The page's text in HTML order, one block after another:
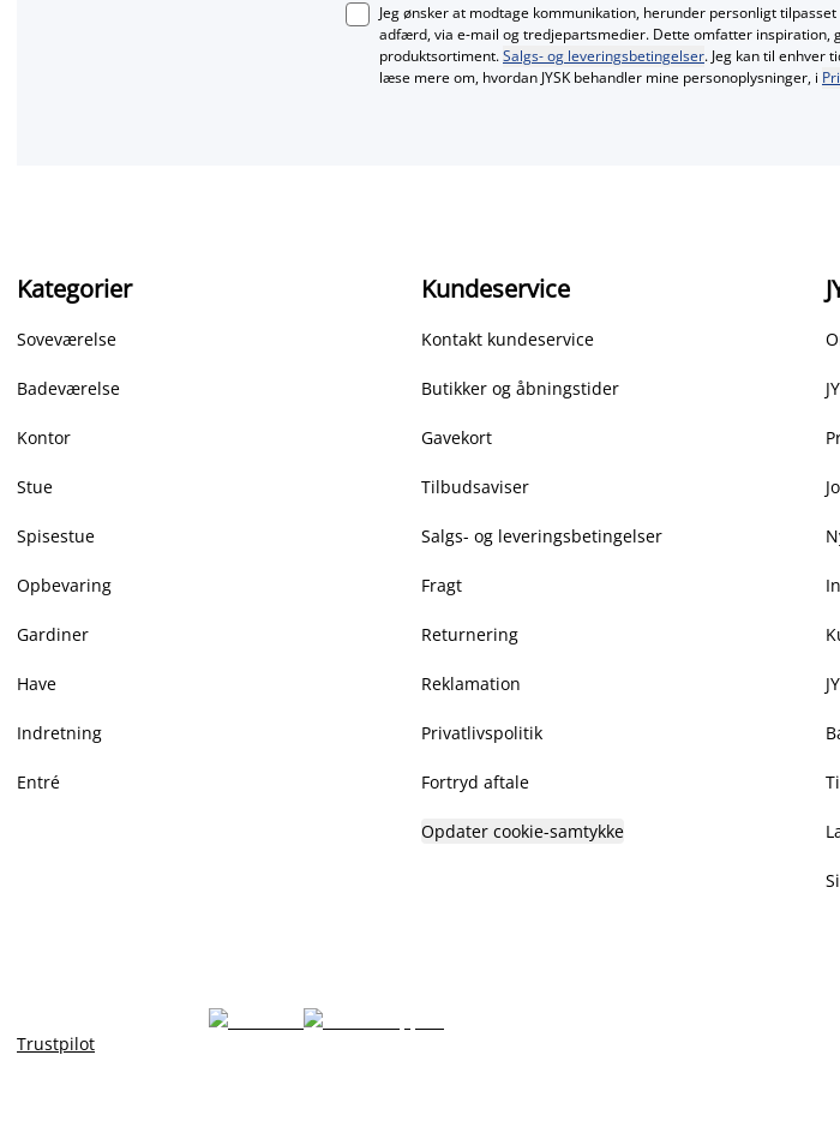
Jeg ønsker at modtage kommunikation, herunder personligt
adfærd, via e‑mail og tredjepartsmedier. Dette omfatter inspiration,
produktsortiment.Salgs- og leveringsbetingelser. Jeg kan til enhver
læse mere om, hvordan JYSK behandler mine personoplysninger, i
Kategorier
Soveværelse
Badeværelse
Kontor
Stue
Spisestue
Opbevaring
Gardiner
Have
Indretning
Entré
Kundeservice
Kontakt kundeservice
Butikker og åbningstider
Gavekort
Tilbudsaviser
Salgs- og leveringsbetingelser
Fragt
Returnering
Reklamation
Privatlivspolitik
Fortryd aftale
Opdater cookie-samtykke
Trustpilot